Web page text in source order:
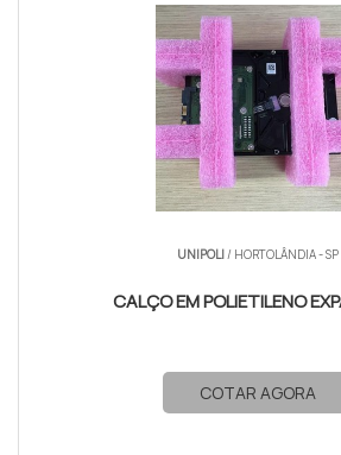
UNIPOLI/ HORTOLÂNDIA - SP
CALÇO EM POLIETILENO
COTAR AGORA